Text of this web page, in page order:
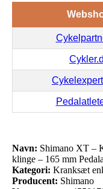
Navn: Shimano XT –
klinge – 165 mm
Kategori: Kranksæt
Producent: Shimano